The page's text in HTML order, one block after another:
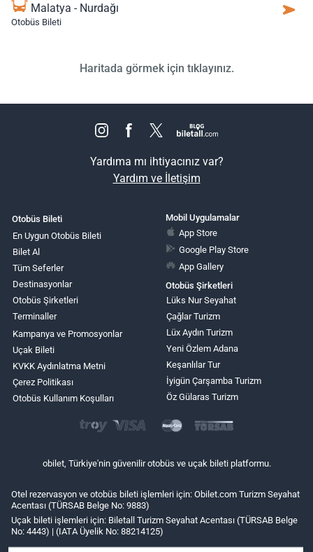
Malatya - Nurdağı
Otobüs Bileti
Haritada görmek için tıklayınız.
Yardıma mı ihtiyacınız var?
Yardım ve İletişim
Otobüs Bileti
En Uygun Otobüs Bileti
Bilet Al
Tüm Seferler
Destinasyonlar
Otobüs Şirketleri
Terminaller
Kampanya ve Promosyonlar
Uçak Bileti
KVKK Aydınlatma Metni
Çerez Politikası
Otobüs Kullanım Koşulları
Mobil Uygulamalar
App Store
Google Play Store
App Gallery
Otobüs Şirketleri
Lüks Nur Seyahat
Çağlar Turizm
Lüx Aydın Turizm
Yeni Özlem Adana
Keşanlılar Tur
İyigün Çarşamba Turizm
Öz Gülaras Turizm
obilet, Türkiye'nin güvenilir otobüs ve uçak bileti platformu.
Otel rezervasyon ve otobüs bileti işlemleri için: Obilet.com Turizm Seyahat
Acentası (TÜRSAB Belge No: 9883)
Uçak bileti işlemleri için: Biletall Turizm Seyahat Acentası (TÜRSAB Belge
No: 4443) | (IATA Üyelik No: 88214125)